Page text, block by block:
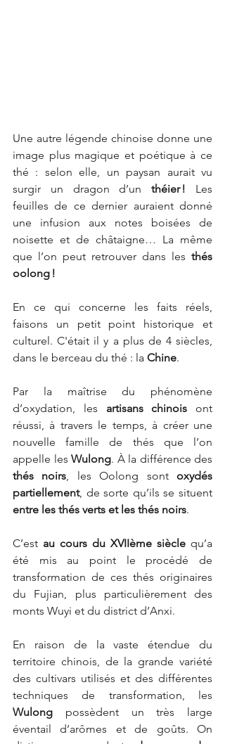
Une autre légende chinoise donne une
image plus magique et poétique à ce
thé : selon elle, un paysan aurait vu
surgir un dragon d’un théier ! Les
feuilles de ce dernier auraient donné
une infusion aux notes boisées de
noisette et de châtaigne… La même
que l’on peut retrouver dans les thés
oolong !
En ce qui concerne les faits réels,
faisons un petit point historique et
culturel. C'était il y a plus de 4 siècles,
dans le berceau du thé : la Chine.
Par la maîtrise du phénomène
d’oxydation, les artisans chinois ont
réussi, à travers le temps, à créer une
nouvelle famille de thés que l’on
appelle les Wulong
thés noirs, les Oolong sont oxydés
partiellement
entre les thés verts et les thés noirs.
C’est au cours du XVIIème siècle qu’a
été mis au point le procédé de
transformation de ces thés originaires
du Fujian, plus particulièrement des
monts Wuyi et du district d’Anxi.
En raison de la vaste étendue du
territoire chinois, de la grande variété
des cultivars utilisés et des différentes
Wulong possèdent un très large
éventail d’arômes et de goûts. On